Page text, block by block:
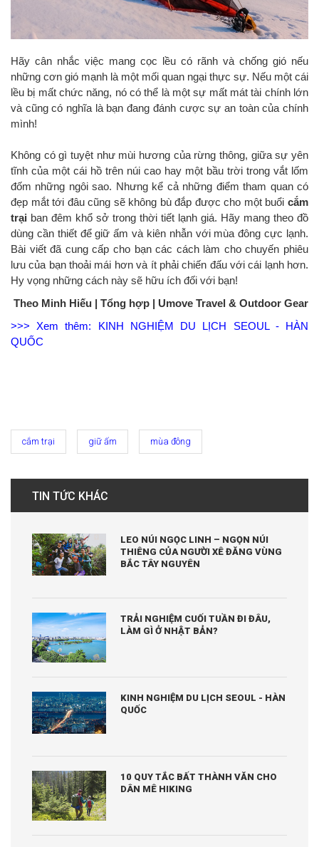
Hãy cân nhắc việc mang cọc lều có rãnh và chống gió nếu
những cơn gió mạnh là một mối quan ngại thực sự. Nếu một cái
lều bị mất chức năng, nó có thể là một sự mất mát tài chính lớn
và cũng có nghĩa là bạn đang đánh cược sự an toàn của chính
mình!
Không có gì tuyệt như mùi hương của rừng thông, giữa sự yên
tĩnh của một cái hồ trên núi cao hay một bầu trời trong vắt lốm
đốm những ngôi sao. Nhưng kể cả những điểm tham quan có
đẹp mắt tới đâu cũng sẽ không bù đắp được cho một buổi cắm
trại ban đêm khổ sở trong thời tiết lạnh giá. Hãy mang theo đồ
dùng cần thiết để giữ ấm và kiên nhẫn với mùa đông cực lạnh.
Bài viết đã cung cấp cho bạn các cách làm cho chuyến phiêu
lưu của bạn thoải mái hơn và ít phải chiến đấu với cái lạnh hơn.
Hy vọng những cách này sẽ hữu ích đối với bạn!
Theo Minh Hiếu | Tổng hợp | Umove Travel & Outdoor Gear
>>> Xem thêm: KINH NGHIỆM DU LỊCH SEOUL - HÀN
QUỐC
cắm trại giữ ấm mùa đông
TIN TỨC KHÁC
LEO NÚI NGỌC LINH – NGỌN NÚI
THIÊNG CỦA NGƯỜI XÊ ĐĂNG VÙNG
BẮC TÂY NGUYÊN
TRẢI NGHIỆM CUỐI TUẦN ĐI ĐÂU,
LÀM GÌ Ở NHẬT BẢN?
KINH NGHIỆM DU LỊCH SEOUL - HÀN
QUỐC
10 QUY TẮC BẤT THÀNH VĂN CHO
DÂN MÊ HIKING